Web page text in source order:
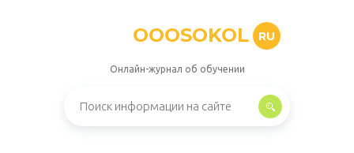
OOOSOKOL RU
Онлайн-журнал об обучении